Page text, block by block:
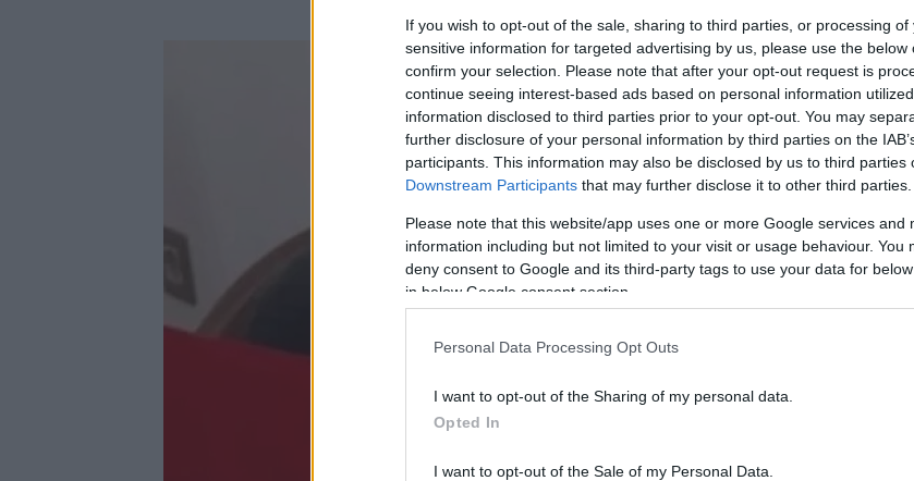
If you wish to opt-out of the sale, sharing to third parties, or processing
sensitive information for targeted advertising by us, please use the below
confirm your selection. Please note that after your opt-out request is
continue seeing interest-based ads based on personal information
information disclosed to third parties prior to your opt-out. You may
further disclosure of your personal information by third parties on the
participants. This information may also be disclosed by us to third parties
Downstream Participants that may further disclose it to other third parties.
Please note that this website/app uses one or more Google services and
information including but not limited to your visit or usage behaviour. You
deny consent to Google and its third-party tags to use your data for
in below Google consent section.
Personal Data Processing Opt Outs
I want to opt-out of the Sharing of my personal data.
Opted In
I want to opt-out of the Sale of my Personal Data.